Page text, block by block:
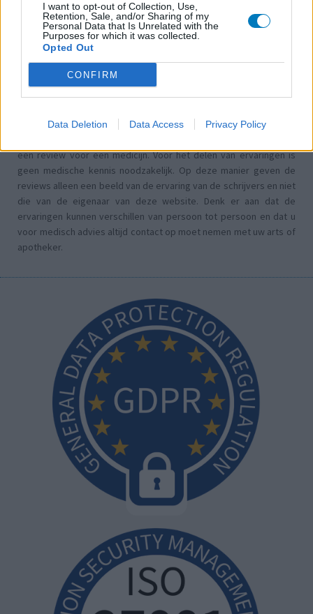
I want to opt-out of Collection, Use,
Retention, Sale, and/or Sharing of my
Personal Data that Is Unrelated with the
Purposes for which it was collected.
Opted Out
CONFIRM
Data Deletion Data Access Privacy Policy
Dexamfetamine (446)
ADHD - psychostimulantia
Euthyrox (436)
Schildklier - hypothyroidie (traagwerkend)
gegenereerd en vervolgens gelezen en aangepast alvorens
een review voor een medicijn. Voor het delen van ervaringen is
geen medische kennis noodzakelijk. Op deze manier geven de
reviews alleen een beeld van de ervaring van de schrijvers en niet
die van de eigenaar van deze website. Denk er aan dat de
ervaringen kunnen verschillen van persoon tot persoon en dat u
voor medisch advies altijd contact op moet nemen met uw arts of
apotheker.